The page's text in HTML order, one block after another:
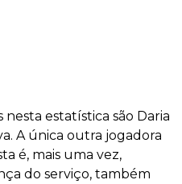
nesta estatística são Daria
A única outra jogadora
é, mais uma vez,
do serviço, também